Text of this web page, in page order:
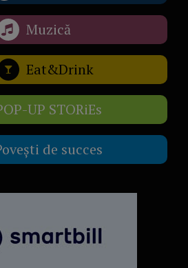
Muzică
Eat&Drink
UP STORiEs
de succes